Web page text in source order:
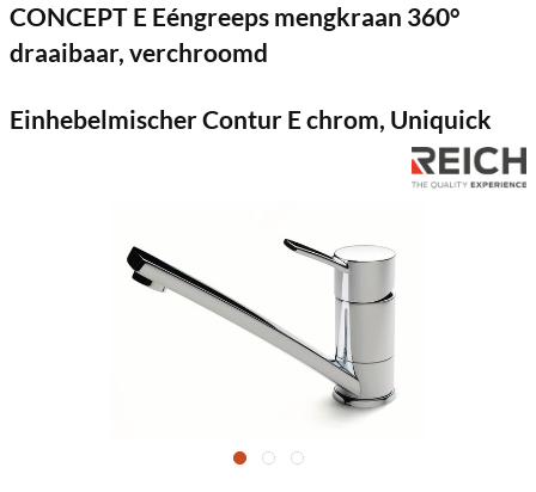
CONCEPT E Eéngreeps mengkraan 360°
draaibaar, verchroomd
Einhebelmischer Contur E chrom, Uniquick